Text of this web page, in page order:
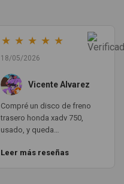
★ ★ ★ ★ ★
18/05/2026
Vicente Alvarez
Compré un disco de freno
trasero honda xadv 750,
usado, y queda
funciona como si fuera
Leer más reseñas